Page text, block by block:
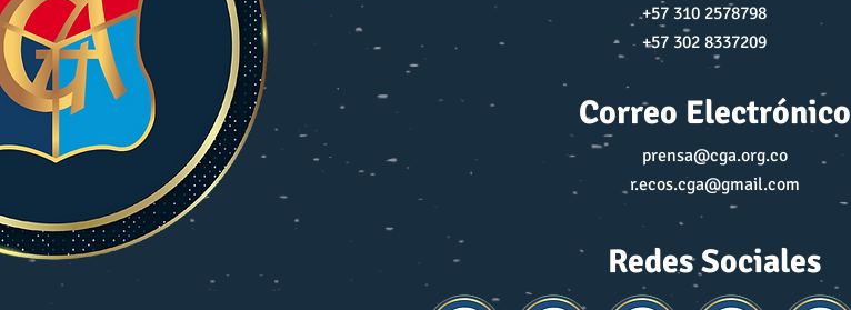
+57 310 2578798
+57 302 8337209
Correo Electrónico
prensa@cga.org.co
r.ecos.cga@gmail.com
Redes Sociales